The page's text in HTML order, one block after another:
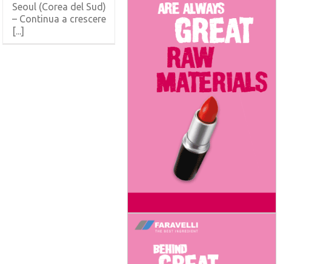
Seoul (Corea del Sud)
– Continua a crescere
[...]